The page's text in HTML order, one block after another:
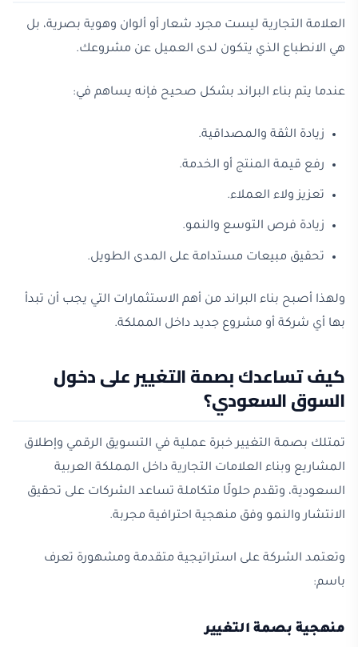
العلامة التجارية ليست مجرد شعار أو ألوان وهوية بصرية، بل
هي الانطباع الذي يتكون لدى العميل عن مشروعك.
عندما يتم بناء البراند بشكل صحيح فإنه يساهم في:
زيادة الثقة والمصداقية.
رفع قيمة المنتج أو الخدمة.
تعزيز ولاء العملاء.
زيادة فرص التوسع والنمو.
تحقيق مبيعات مستدامة على المدى الطويل.
ولهذا أصبح بناء البراند من أهم الاستثمارات التي يجب أن تبدأ
بها أي شركة أو مشروع جديد داخل المملكة.
كيف تساعدك بصمة التغيير على دخول
السوق السعودي؟
تمتلك بصمة التغيير خبرة عملية في التسويق الرقمي وإطلاق
المشاريع وبناء العلامات التجارية داخل المملكة العربية
السعودية، وتقدم حلولًا متكاملة تساعد الشركات على تحقيق
الانتشار والنمو وفق منهجية احترافية مجربة.
وتعتمد الشركة على استراتيجية متقدمة ومشهورة تعرف
باسم:
منهجية بصمة التغيير